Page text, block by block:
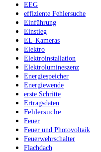
EEG
effiziente Fehlersuche
Einführung
Einstieg
EL-Kameras
Elektro
Elektroinstallation
Elektrolumineszenz
Energiespeicher
Energiewende
erste Schritte
Ertragsdaten
Fehlersuche
Feuer
Feuer und Photovoltaik
Feuerwehrschalter
Flachdach